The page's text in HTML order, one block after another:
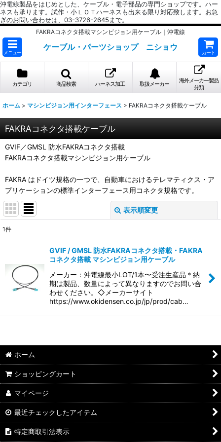
沖電線製品をはじめとした、ケーブル・電子部品の専門ショップです。ハー
ネスも承ります。試作・小ＬＯＴハーネスも出来る限り対応致します。お急
ぎのお問い合わせは、03-3726-2645まで。
FAKRAコネクタ搭載マシンビジョン用ケーブル｜沖電線
メニュー
ケーブル・パーツショップ ニショウ
カート
カテゴリ 商品検索 ハーネス加工 取扱メーカー
海外メーカー製品
分類
ホーム > マシンビジョン用インターフェース > FAKRAコネクタ搭載ケーブル
FAKRAコネクタ搭載ケーブル
GVIF／GMSL 防水FAKRAコネクタ搭載
FAKRAコネクタ搭載マシンビジョン用ケーブル
FAKRA はドイツ規格の一つで、自動車におけるテレマティクス・ア
プリケーションの標準インターフェース用コネクタ規格です。
表示順変更
並び順:
絞り込む
1件
GVIF / GMSL 防水FAKRAコネクタ搭載・FAKRA
コネクタ搭載 マシンビジョン用ケーブル
メーカー：沖電線最小LOT/1本〜受注生産品＊納
期は製品、数量によって異なりますのでお問い合
わせください。◇メーカーサイト
https://www.okidensen.co.jp/jp/prod/cab…
ホーム
ショッピングカート
マイページ
最近チェックしたアイテム
特定商取引法表示